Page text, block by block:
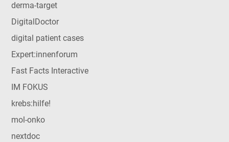
derma-target
DigitalDoctor
digital patient cases
Expert:innenforum
Fast Facts Interactive
IM FOKUS
krebs:hilfe!
mol-onko
nextdoc